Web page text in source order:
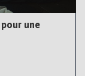
pour une